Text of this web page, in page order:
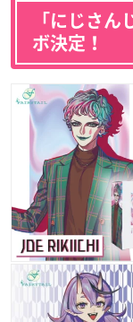
「にじさ
ボ決定！